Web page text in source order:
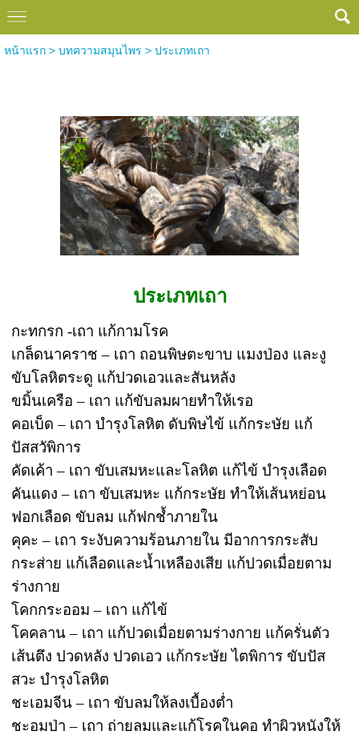
หน้าแรก> บทความสมุนไพร > ประเภทเถา
ประเภทเถา
กะทกรก -เถา แก้กามโรค
เกล็ดนาคราช – เถา ถอนพิษตะขาบ แมงป่อง และงู
ขับโลหิตระดู แก้ปวดเอวและสันหลัง
ขมิ้นเครือ – เถา แก้ขับลมผายทำให้เรอ
คอเบ็ด – เถา บำรุงโลหิต ดับพิษไข้ แก้กระษัย แก้
ปัสสวัพิการ
คัดเค้า – เถา ขับเสมหะและโลหิต แก้ไข้ บำรุงเลือด
คันแดง – เถา ขับเสมหะ แก้กระษัย ทำให้เส้นหย่อน
ฟอกเลือด ขับลม แก้ฟกช้ำภายใน
คุคะ – เถา ระงับความร้อนภายใน มีอาการกระสับ
กระส่าย แก้เลือดและน้ำเหลืองเสีย แก้ปวดเมื่อยตาม
ร่างกาย
โคกกระออม – เถา แก้ไข้
โคคลาน – เถา แก้ปวดเมื่อยตามร่างกาย แก้ครั่นตัว
เส้นตึง ปวดหลัง ปวดเอว แก้กระษัย ไตพิการ ขับปัส
สวะ บำรุงโลหิต
ชะเอมจีน – เถา ขับลมให้ลงเบื้องต่ำ
ชะอมป่า – เถา ถ่ายลมและแก้โรคในคอ ทำผิวหนังให้